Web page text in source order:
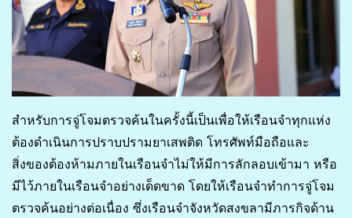
สำหรับการจู่โจมตรวจค้นในครั้งนี้เป็นเพื่อให้เรือนจำทุกแห่ง
ต้องดำเนินการปราบปรามยาเสพติด โทรศัพท์มือถือและ
สิ่งของต้องห้ามภายในเรือนจำไม่ให้มีการลักลอบเข้ามา หรือ
มีไว้ภายในเรือนจำอย่างเด็ดขาด โดยให้เรือนจำทำการจู่โจม
ตรวจค้นอย่างต่อเนื่อง ซึ่งเรือนจำจังหวัดสงขลามีภารกิจด้าน